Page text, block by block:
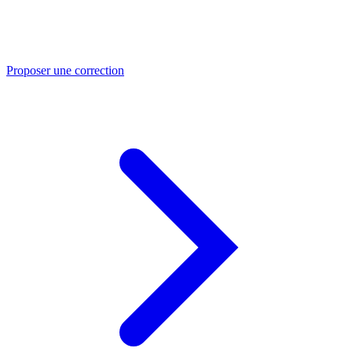
Proposer une correction